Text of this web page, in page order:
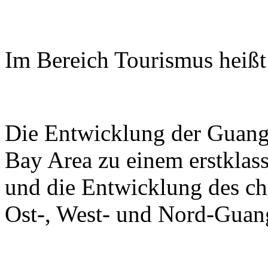
Im Bereich Tourismus
Die Entwicklung der
Bay Area zu einem
und die Entwicklung des
Ost-, West- und Nord-